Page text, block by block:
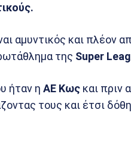
αμυντικός και πλέον
της Super
ήταν η ΑΕ Κως και πριν
τους και έτσι